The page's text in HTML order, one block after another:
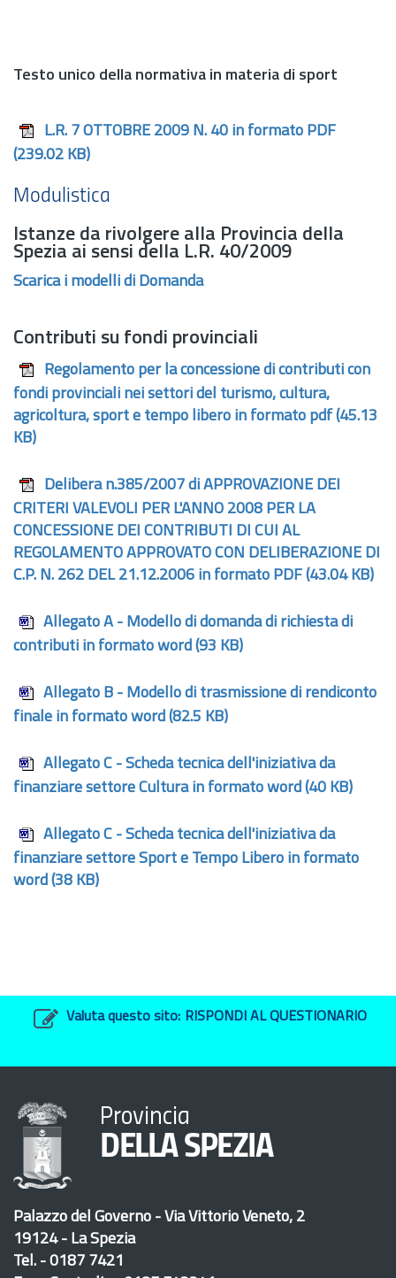
Testo unico della normativa in materia di sport
L.R. 7 OTTOBRE 2009 N. 40 in formato PDF
(239.02 KB)
Modulistica
Istanze da rivolgere alla Provincia della
Spezia ai sensi della L.R. 40/2009
Scarica i modelli di Domanda
Contributi su fondi provinciali
Regolamento per la concessione di contributi con
fondi provinciali nei settori del turismo, cultura,
agricoltura, sport e tempo libero in formato pdf (45.13
KB)
Delibera n.385/2007 di APPROVAZIONE DEI
CRITERI VALEVOLI PER L'ANNO 2008 PER LA
CONCESSIONE DEI CONTRIBUTI DI CUI AL
REGOLAMENTO APPROVATO CON DELIBERAZIONE DI
C.P. N. 262 DEL 21.12.2006 in formato PDF (43.04 KB)
Allegato A - Modello di domanda di richiesta di
contributi in formato word (93 KB)
Allegato B - Modello di trasmissione di rendiconto
finale in formato word (82.5 KB)
Allegato C - Scheda tecnica dell'iniziativa da
finanziare settore Cultura in formato word (40 KB)
Allegato C - Scheda tecnica dell'iniziativa da
finanziare settore Sport e Tempo Libero in formato
word (38 KB)
Valuta questo sito: RISPONDI AL QUESTIONARIO
Provincia
DELLA SPEZIA
Palazzo del Governo - Via Vittorio Veneto, 2
19124 - La Spezia
Tel. - 0187 7421